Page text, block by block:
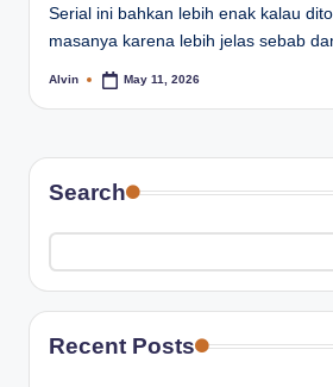
Serial ini bahkan lebih enak kalau
masanya karena lebih jelas sebab
Posted
Alvin May 11, 2026
Search
Recent Posts